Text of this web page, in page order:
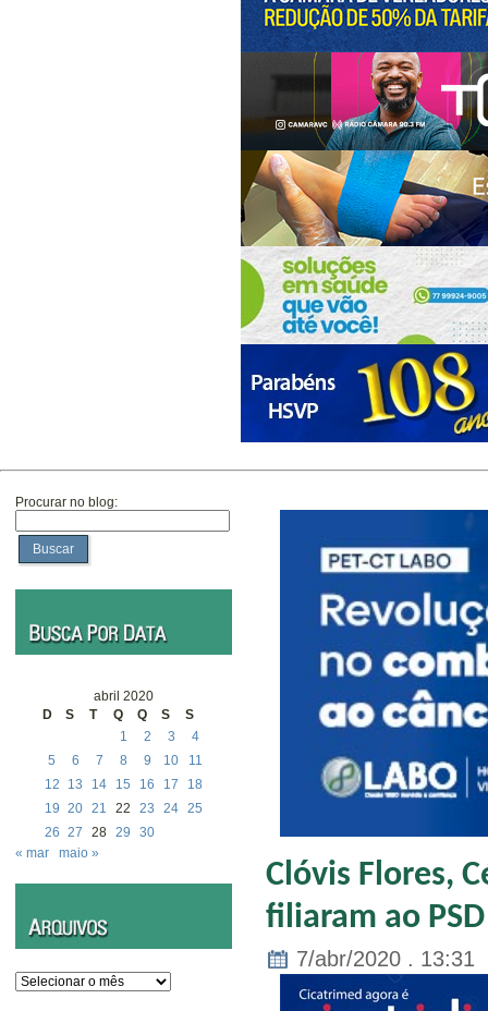
Procurar no blog:
Buscar
abril 2020
D
S T Q Q S
S
1
2 3
4
5
6 7 8 9 10
11
12
13 14 15 16 17
18
19 20 21 22 23 24 25
26 27 28 29
30
« mar
maio »
Arquivos
Clóvis Flores,
filiaram ao PSD
7/abr/2020 . 13:31